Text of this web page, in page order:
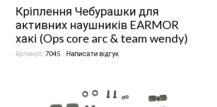
Кріплення Чебурашки для
активних наушників EARMOR
хакі (Ops core arc & team wendy)
Артикул: 7045 Написати відгук